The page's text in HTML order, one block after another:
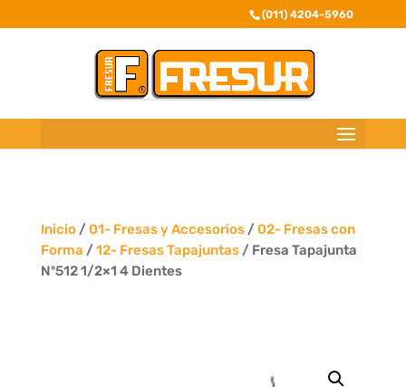
(011) 4204-5960
Inicio/ 01- Fresas y Accesorios/ 02- Fresas con
Forma / 12- Fresas Tapajuntas/ Fresa Tapajunta
Nº512 1/2×1 4 Dientes